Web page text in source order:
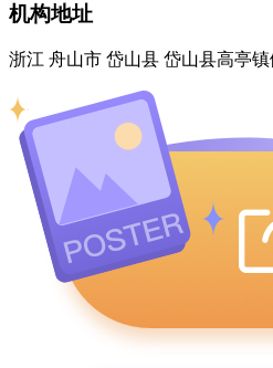
机构地址
浙江 舟山市 岱山县 岱山县高亭